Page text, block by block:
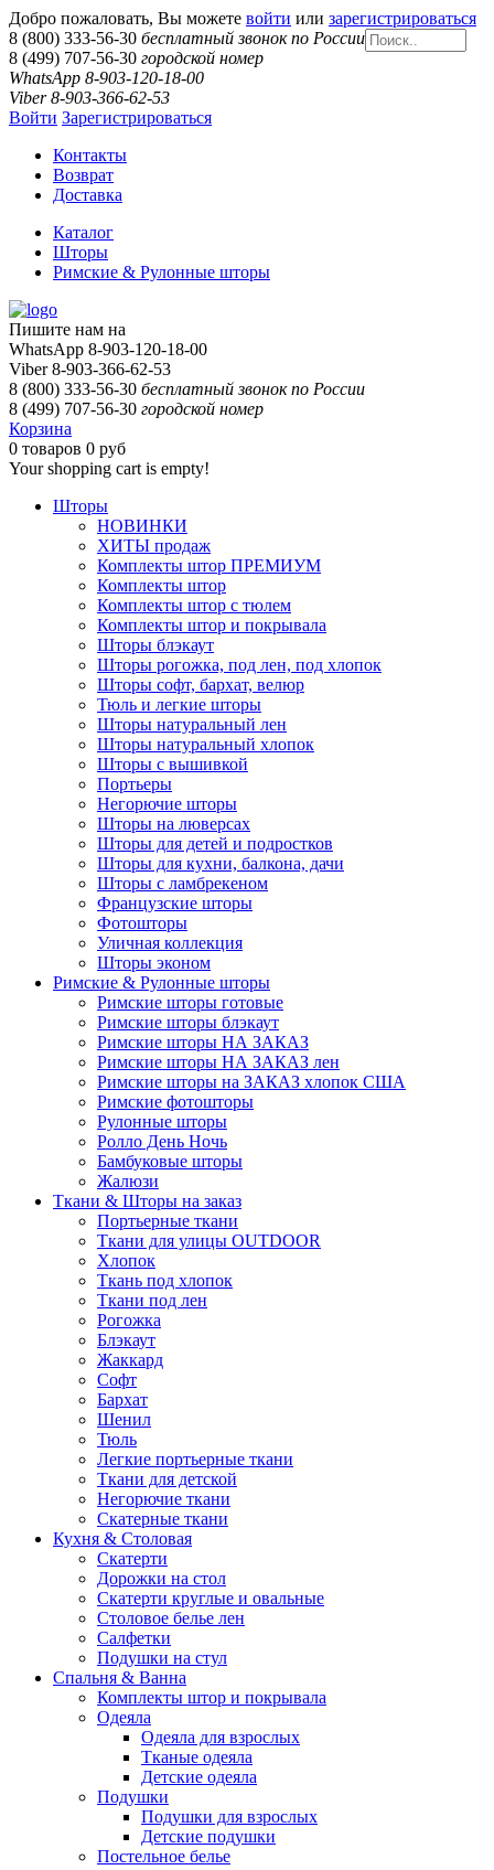
Добро пожаловать, Вы можете войти или зарегистрироваться
8 (800) 333-56-30 бесплатный звонок по России
8 (499) 707-56-30 городской номер
WhatsApp 8-903-120-18-00
Viber 8-903-366-62-53
Войти Зарегистрироваться
Контакты
Возврат
Доставка
Каталог
Шторы
Римские & Рулонные шторы
Пишите нам на
WhatsApp 8-903-120-18-00
Viber 8-903-366-62-53
8 (800) 333-56-30 бесплатный звонок по России
8 (499) 707-56-30 городской номер
Корзина
0 товаров 0 руб
Your shopping cart is empty!
Шторы
НОВИНКИ
ХИТЫ продаж
Комплекты штор ПРЕМИУМ
Комплекты штор
Комплекты штор с тюлем
Комплекты штор и покрывала
Шторы блэкаут
Шторы рогожка, под лен, под хлопок
Шторы софт, бархат, велюр
Тюль и легкие шторы
Шторы натуральный лен
Шторы натуральный хлопок
Шторы с вышивкой
Портьеры
Негорючие шторы
Шторы на люверсах
Шторы для детей и подростков
Шторы для кухни, балкона, дачи
Шторы с ламбрекеном
Французские шторы
Фотошторы
Уличная коллекция
Шторы эконом
Римские & Рулонные шторы
Римские шторы готовые
Римские шторы блэкаут
Римские шторы НА ЗАКАЗ
Римские шторы НА ЗАКАЗ лен
Римские шторы на ЗАКАЗ хлопок США
Римские фотошторы
Рулонные шторы
Ролло День Ночь
Бамбуковые шторы
Жалюзи
Ткани & Шторы на заказ
Портьерные ткани
Ткани для улицы OUTDOOR
Хлопок
Ткань под хлопок
Ткани под лен
Рогожка
Блэкаут
Жаккард
Софт
Бархат
Шенил
Тюль
Легкие портьерные ткани
Ткани для детской
Негорючие ткани
Скатерные ткани
Кухня & Столовая
Скатерти
Дорожки на стол
Скатерти круглые и овальные
Столовое белье лен
Салфетки
Подушки на стул
Спальня & Ванна
Комплекты штор и покрывала
Одеяла
Одеяла для взрослых
Тканые одеяла
Детские одеяла
Подушки
Подушки для взрослых
Детские подушки
Постельное белье